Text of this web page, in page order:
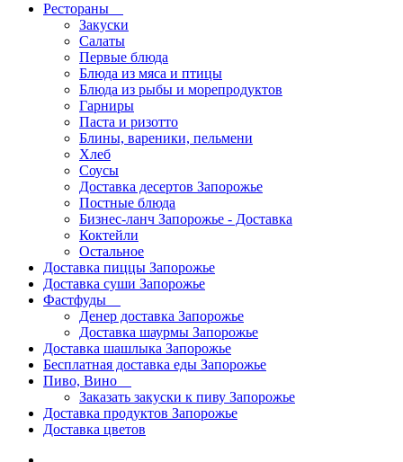
Рестораны
Закуски
Салаты
Первые блюда
Блюда из мяса и птицы
Блюда из рыбы и морепродуктов
Гарниры
Паста и ризотто
Блины, вареники, пельмени
Хлеб
Соусы
Доставка десертов Запорожье
Постные блюда
Бизнес-ланч Запорожье - Доставка
Коктейли
Остальное
Доставка пиццы Запорожье
Доставка суши Запорожье
Фастфуды
Денер доставка Запорожье
Доставка шаурмы Запорожье
Доставка шашлыка Запорожье
Бесплатная доставка еды Запорожье
Пиво, Вино
Заказать закуски к пиву Запорожье
Доставка продуктов Запорожье
Доставка цветов